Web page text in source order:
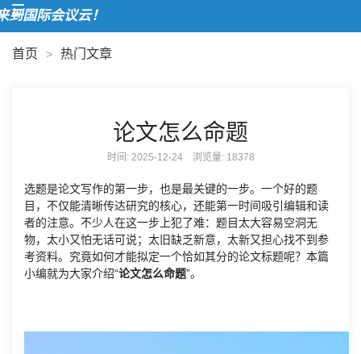
国际会议云！
首页 > 热门文章
论文怎么命题
时间: 2025-12-24 浏览量: 18378
选题是论文写作的第一步，也是最关键的一步。一个好的题
目，不仅能清晰传达研究的核心，还能第一时间吸引编辑和读
者的注意。不少人在这一步上犯了难：题目太大容易空洞无
物，太小又怕无话可说；太旧缺乏新意，太新又担心找不到参
考资料。究竟如何才能拟定一个恰如其分的论文标题呢？本篇
小编就为大家介绍“论文怎么命题”。